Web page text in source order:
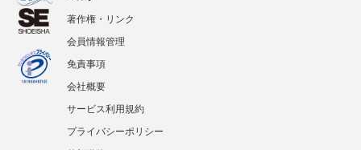
著作権・リンク
会員情報管理
免責事項
会社概要
サービス利用規約
プライバシーポリシー